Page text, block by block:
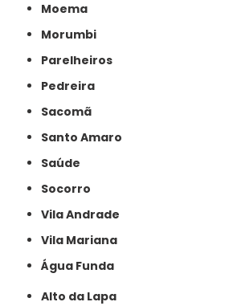
Moema
Morumbi
Parelheiros
Pedreira
Sacomã
Santo Amaro
Saúde
Socorro
Vila Andrade
Vila Mariana
Água Funda
Alto da Lapa